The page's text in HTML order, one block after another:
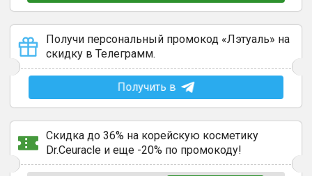
Получи персональный промокод «Лэтуаль» на
скидку в Телеграмм.
Получить в
Скидка до 36% на корейскую косметику
Dr.Ceuracle и еще -20% по промокоду!